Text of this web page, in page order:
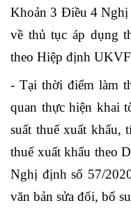
Khoản 3 Điều 4
về thủ tục áp dụng
theo Hiệp định
- Tại thời điểm làm
quan thực hiện khai
suất thuế xuất khẩu,
thuế xuất khẩu theo
Nghị định số 57/
văn bản sửa đổi, bổ